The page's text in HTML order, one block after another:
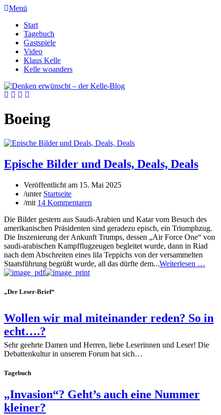
Menü
Start
Tagebuch
Gastspiele
Video
Klaus Kelle
Kelle woanders
Boeing
Epische Bilder und Deals, Deals, Deals
Veröffentlicht am 15. Mai 2025
/unter Startseite
/mit 14 Kommentaren
Die Bilder gestern aus Saudi-Arabien und Katar vom Besuch des
amerikanischen Präsidenten sind geradezu episch, ein Triumphzug.
Die Inszenierung der Ankunft Trumps, dessen „Air Force One“ von
saudi-arabischen Kampfflugzeugen begleitet wurde, dann in Riad
nach dem Abschreiten eines lila Teppichs von der versammelten
Staatsführung begrüßt wurde, all das dürfte dem...Weiterlesen …
„Der Leser-Brief“
Wollen wir mal miteinander reden? So in
echt….?
Sehr geehrte Damen und Herren, liebe Leserinnen und Leser! Die
Debattenkultur in unserem Forum hat sich…
Tagebuch
„Invasion“? Geht’s auch eine Nummer
kleiner?